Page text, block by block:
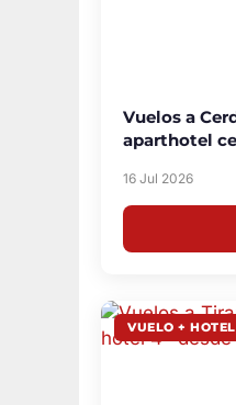
Vuelos a
aparthotel
16 Jul 2026
VUELO + HOTEL